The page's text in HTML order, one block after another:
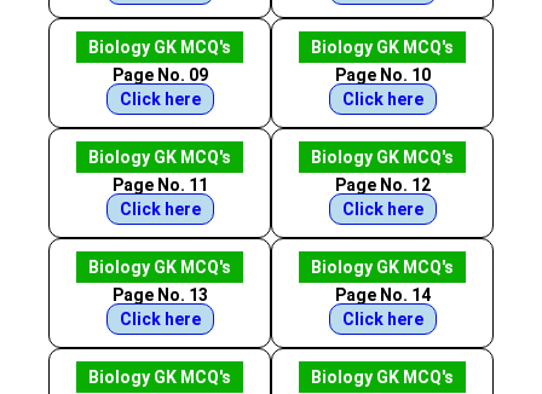
Biology GK MCQ's
Page No. 09
Click here
Biology GK MCQ's
Page No. 10
Click here
Biology GK MCQ's
Page No. 11
Click here
Biology GK MCQ's
Page No. 12
Click here
Biology GK MCQ's
Page No. 13
Click here
Biology GK MCQ's
Page No. 14
Click here
Biology GK MCQ's
Biology GK MCQ's